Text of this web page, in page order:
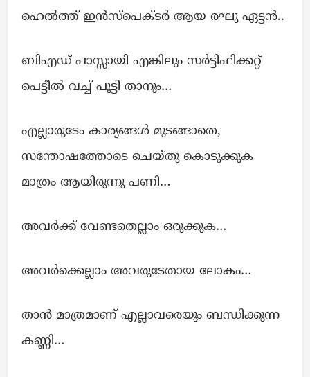
ഹെൽത്ത്‌ ഇൻസ്‌പെക്ടർ ആയ രഘു ഏട്ടൻ..
ബിഎഡ് പാസ്സായി എങ്കിലും സർട്ടിഫിക്കറ്റ്
പെട്ടീൽ വച്ച് പൂട്ടി താനും…
എല്ലാരുടേം കാര്യങ്ങൾ മുടങ്ങാതെ,
സന്തോഷത്തോടെ ചെയ്തു കൊടുക്കുക
മാത്രം ആയിരുന്നു പണി…
അവർക്ക് വേണ്ടതെല്ലാം ഒരുക്കുക…
അവർക്കെല്ലാം അവരുടേതായ ലോകം…
താൻ മാത്രമാണ് എല്ലാവരെയും ബന്ധിക്കുന്ന
കണ്ണി…